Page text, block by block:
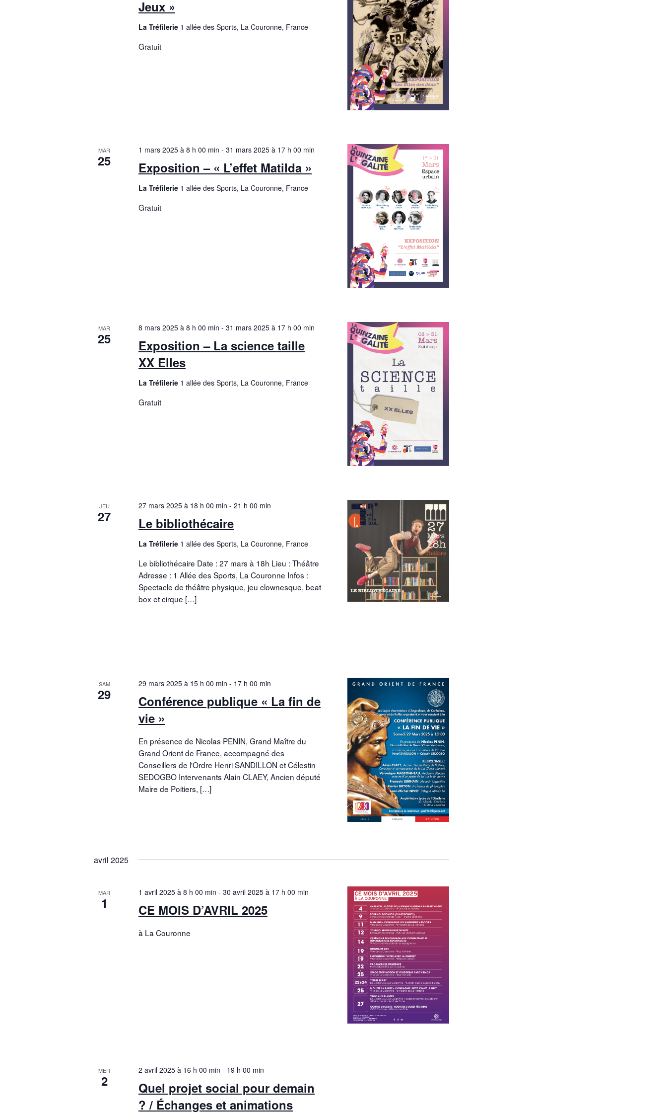
Jeux »
La Tréfilerie 1 allée des Sports, La Couronne, France
Gratuit
MAR
25 Exposition – « L’effet Matilda »
1 mars 2025 à 8 h 00 min - 31 mars 2025 à 17 h 00 min
La Tréfilerie 1 allée des Sports, La Couronne, France
Gratuit
MAR
25
Exposition – La science taille
XX Elles
8 mars 2025 à 8 h 00 min - 31 mars 2025 à 17 h 00 min
La Tréfilerie 1 allée des Sports, La Couronne, France
Gratuit
JEU
27 Le bibliothécaire
27 mars 2025 à 18 h 00 min - 21 h 00 min
La Tréfilerie 1 allée des Sports, La Couronne, France
Le bibliothécaire Date : 27 mars à 18h Lieu : Théâtre
Adresse : 1 Allée des Sports, La Couronne Infos :
Spectacle de théâtre physique, jeu clownesque, beat
box et cirque […]
SAM
29
Conférence publique « La fin de
vie »
29 mars 2025 à 15 h 00 min - 17 h 00 min
En présence de Nicolas PENIN, Grand Maître du
Grand Orient de France, accompagné des
Conseillers de l'Ordre Henri SANDILLON et Célestin
SEDOGBO Intervenants Alain CLAEY, Ancien député
Maire de Poitiers, […]
avril 2025
MAR
1 CE MOIS D’AVRIL 2025
1 avril 2025 à 8 h 00 min - 30 avril 2025 à 17 h 00 min
à La Couronne
MER
2
Quel projet social pour demain
? / Échanges et animations
2 avril 2025 à 16 h 00 min - 19 h 00 min